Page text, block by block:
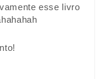
esse livro